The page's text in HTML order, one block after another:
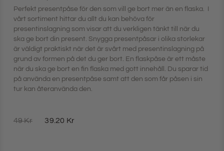
Perfekt presentpåse för den som vill ge bort mer än en flaska. I
vårt sortiment hittar du allt du kan behöva för
presentinslagning som visar att du verkligen tänkt till när du
ska ge bort din present. Snygga presentpåsar i olika storlekar
är väldigt praktiskt när det är svårt med presentinslagning på
grund av formen på det du ger bort. En flaskpåse är ett måste
när du ska ge bort en fin flaska med gott innehåll. Du sparar tid
på använda en presentpåse samt att den som får påsen i sin
tur kan återanvända den.
49Kr 39.20 Kr